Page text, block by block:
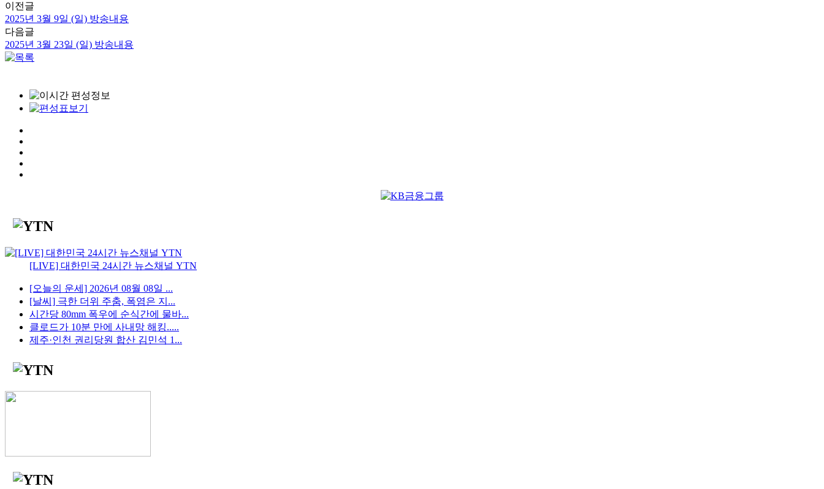
이전글
2025년 3월 9일 (일) 방송내용
다음글
2025년 3월 23일 (일) 방송내용
[LIVE] 대한민국 24시간 뉴스채널 YTN
[오늘의 운세] 2026년 08월 08일 ...
[날씨] 극한 더위 주춤, 폭염은 지...
시간당 80mm 폭우에 순식간에 물바...
클로드가 10분 만에 사내망 해킹.....
제주·인천 권리당원 합산 김민석 1...